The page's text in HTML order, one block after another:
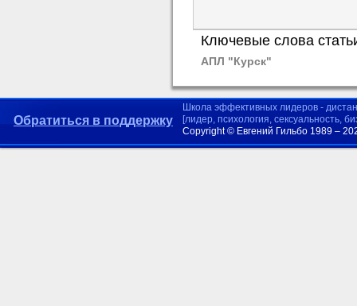
Ключевые слова
АПЛ "Курск"
Обратиться в поддержку
Школа эффективных лидеров -
[лидер, психология, сексуальность,
Copyright © Евгений Гильбо 1989 –